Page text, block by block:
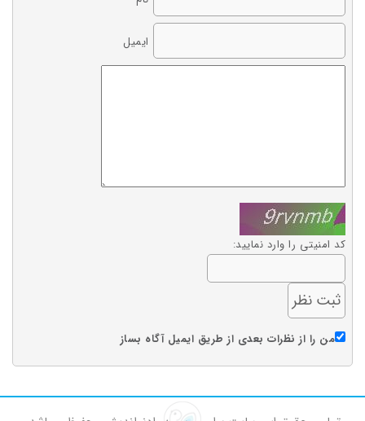
ایمیل
کد امنیتی را وارد نمایید:
من را از نظرات بعدی از طریق ایمیل آگاه بساز